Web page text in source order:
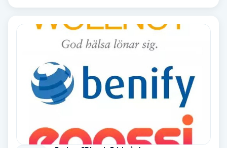
Blowout
Brynformning
Brynfärgning